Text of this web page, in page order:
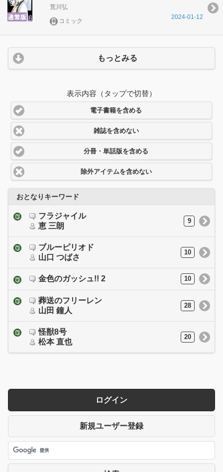
荒川弘
コミック
2024-01-12
もっとみる
表示内容（タップで切替）
電子書籍を含める
雑誌を含めない
分冊・単話版を含める
除外アイテムを含めない
おとなりキーワード
フラジャイル
恵 三朗
9
ブルーピリオド
山口 つばさ
10
金色のガッシュ!! 2 10
葬送のフリーレン
山田 鐘人
28
怪獣8号
松本 直也
20
ログイン
新規ユーザー登録